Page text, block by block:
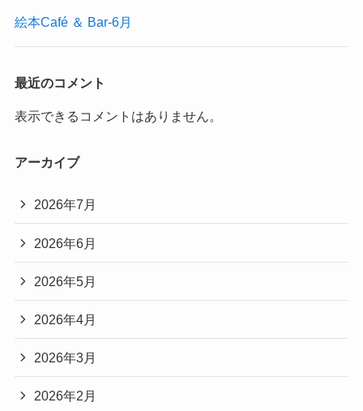
絵本Café ＆ Bar-6月
最近のコメント
表示できるコメントはありません。
アーカイブ
2026年7月
2026年6月
2026年5月
2026年4月
2026年3月
2026年2月